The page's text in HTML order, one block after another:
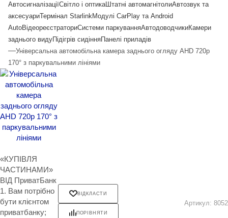
АвтосигналізаціїСвітло і оптикаШтатні автомагнітолиАвтозвук та
аксесуариТермінал StarlinkМодулі CarPlay та Android
AutoВідеореєстраториСистеми паркуванняАвтодоводчикиКамери
заднього видуПідігрів сидінняПанелі приладів
—Універсальна автомобільна камера заднього огляду AHD 720p
170° з паркувальними лініями
«КУПІВЛЯ
ЧАСТИНАМИ»
ВІД ПриватБанк
1. Вам потрібно
бути клієнтом
приватбанку;
ВІДКЛАСТИ
ПОРІВНЯТИ
Артикул: 8052